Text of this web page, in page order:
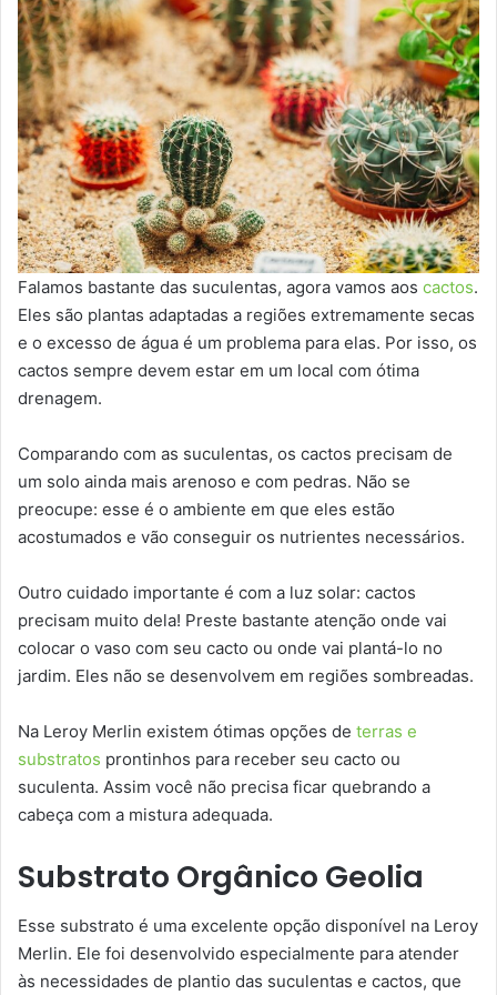
Falamos bastante das suculentas, agora vamos aos cactos.
Eles são plantas adaptadas a regiões extremamente secas
e o excesso de água é um problema para elas. Por isso, os
cactos sempre devem estar em um local com ótima
drenagem.
Comparando com as suculentas, os cactos precisam de
um solo ainda mais arenoso e com pedras. Não se
preocupe: esse é o ambiente em que eles estão
acostumados e vão conseguir os nutrientes necessários.
Outro cuidado importante é com a luz solar: cactos
precisam muito dela! Preste bastante atenção onde vai
colocar o vaso com seu cacto ou onde vai plantá-lo no
jardim. Eles não se desenvolvem em regiões sombreadas.
Na Leroy Merlin existem ótimas opções de terras e
substratos prontinhos para receber seu cacto ou
suculenta. Assim você não precisa ficar quebrando a
cabeça com a mistura adequada.
Substrato Orgânico Geolia
Esse substrato é uma excelente opção disponível na Leroy
Merlin. Ele foi desenvolvido especialmente para atender
às necessidades de plantio das suculentas e cactos, que